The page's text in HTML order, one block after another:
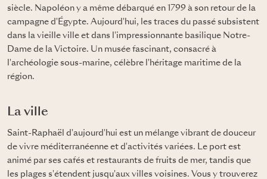
siècle. Napoléon y a même débarqué en 1799 à son retour de la
campagne d'Égypte. Aujourd'hui, les traces du passé subsistent
dans la vieille ville et dans l'impressionnante basilique Notre-
Dame de la Victoire. Un musée fascinant, consacré à
l'archéologie sous-marine, célèbre l'héritage maritime de la
région.
La ville
Saint-Raphaël d'aujourd'hui est un mélange vibrant de douceur
de vivre méditerranéenne et d'activités variées. Le port est
animé par ses cafés et restaurants de fruits de mer, tandis que
les plages s'étendent jusqu'aux villes voisines. Vous y trouverez